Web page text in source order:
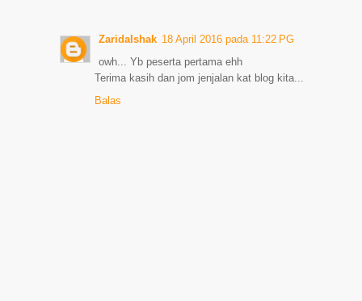
ZaridaIshak 18 April 2016 pada 11:22 PG
owh... Yb peserta pertama ehh
Terima kasih dan jom jenjalan kat blog kita...
Balas